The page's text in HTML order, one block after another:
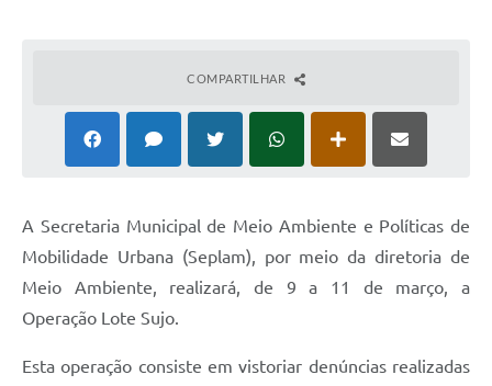
COMPARTILHAR
A Secretaria Municipal de Meio Ambiente e Políticas de
Mobilidade Urbana (Seplam), por meio da diretoria de
Meio Ambiente, realizará, de 9 a 11 de março, a
Operação Lote Sujo.
Esta operação consiste em vistoriar denúncias realizadas